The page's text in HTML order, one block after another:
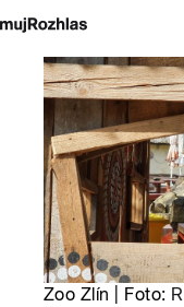
Zoo Zlín | Foto: